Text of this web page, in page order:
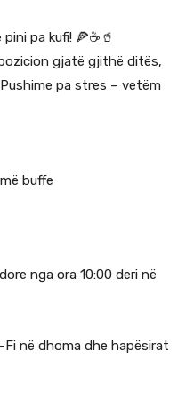
pa kufi! 🍕☕🥤
gjatë gjithë ditës,
pa stres – vetëm
buffe
nga ora 10:00 deri në
Fi në dhoma dhe hapësirat